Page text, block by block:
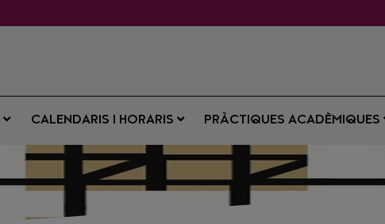
CALENDARIS I HORARIS PRÀCTIQUES ACADÈMIQUES